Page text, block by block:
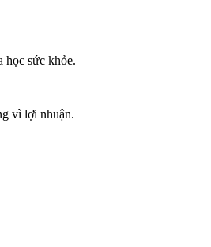
học sức khỏe.
vì lợi nhuận.